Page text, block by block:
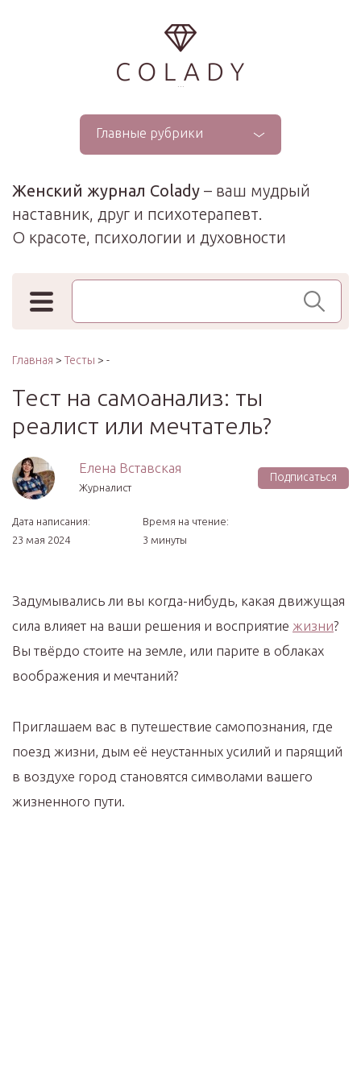
...
Главные рубрики
Женский журнал Colady – ваш мудрый
наставник, друг и психотерапевт.
О красоте, психологии и духовности
Поиск по сайту
Главная > Тесты > -
Тест на самоанализ: ты
реалист или мечтатель?
Елена Вставская
Журналист
Подписаться
Дата написания:
23 мая 2024
Время на чтение:
3 минуты
Задумывались ли вы когда-нибудь, какая движущая
сила влияет на ваши решения и восприятие жизни?
Вы твёрдо стоите на земле, или парите в облаках
воображения и мечтаний?
Приглашаем вас в путешествие самопознания, где
поезд жизни, дым её неустанных усилий и парящий
в воздухе город становятся символами вашего
жизненного пути.